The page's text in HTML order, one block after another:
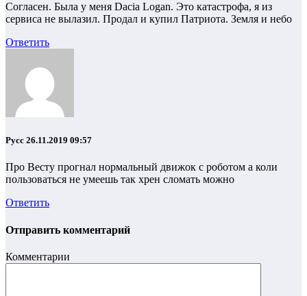
Согласен. Была у меня Dacia Logan. Это катастрофа, я из
сервиса не вылазил. Продал и купил Патриота. Земля и небо
Ответить
Русс 26.11.2019 09:57
Про Весту прогнал нормальный движок с роботом а коли
пользоваться не умеешь так хрен сломать можно
Ответить
Отправить комментарий
Комментарии